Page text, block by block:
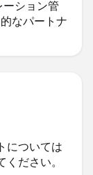
ション管
なパートナ
については
ださい。